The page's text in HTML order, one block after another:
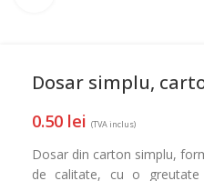
Dosar simplu,
0.50 lei (TVA inclus)
Dosar din carton simplu,
de calitate, cu o